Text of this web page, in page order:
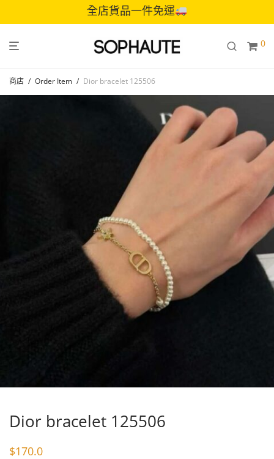
全店貨品一件免運
0
商店 / Order Item / Dior bracelet 125506
Dior bracelet 125506
$170.0